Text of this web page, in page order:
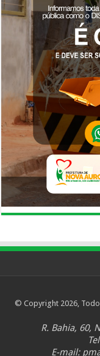
© Copyright 2026,
R. Bahia, 60,
E-mail: